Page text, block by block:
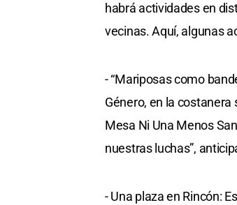
habrá actividades en
vecinas. Aquí, algunas
- “Mariposas como
Género, en la
Mesa Ni Una Menos
nuestras luchas”,
- Una plaza en Rincón: